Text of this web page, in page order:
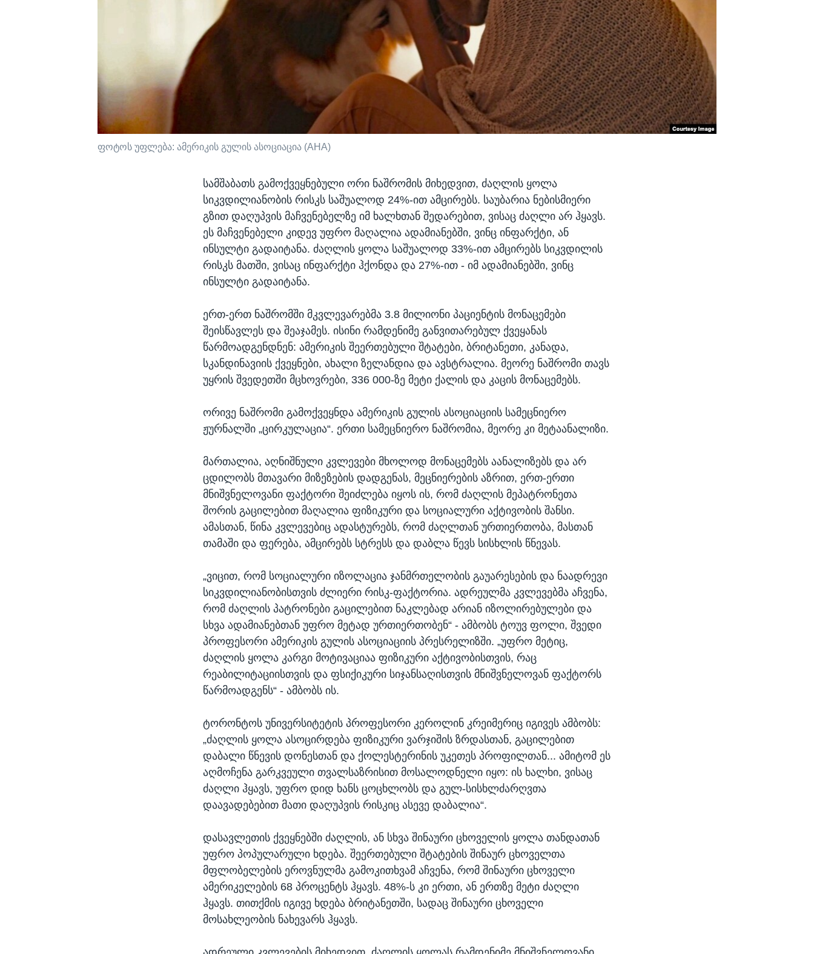
ფოტოს უფლება: ამერიკის გულის ასოციაცია (AHA)
სამშაბათს გამოქვეყნებული ორი ნაშრომის მიხედვით, ძაღლის ყოლა
სიკვდილიანობის რისკს საშუალოდ 24%-ით ამცირებს. საუბარია ნებისმიერი
გზით დაღუპვის მაჩვენებელზე იმ ხალხთან შედარებით, ვისაც ძაღლი არ ჰყავს.
ეს მაჩვენებელი კიდევ უფრო მაღალია ადამიანებში, ვინც ინფარქტი, ან
ინსულტი გადაიტანა. ძაღლის ყოლა საშუალოდ 33%-ით ამცირებს სიკვდილის
რისკს მათში, ვისაც ინფარქტი ჰქონდა და 27%-ით - იმ ადამიანებში, ვინც
ინსულტი გადაიტანა.
ერთ-ერთ ნაშრომში მკვლევარებმა 3.8 მილიონი პაციენტის მონაცემები
შეისწავლეს და შეაჯამეს. ისინი რამდენიმე განვითარებულ ქვეყანას
წარმოადგენდნენ: ამერიკის შეერთებული შტატები, ბრიტანეთი, კანადა,
სკანდინავიის ქვეყნები, ახალი ზელანდია და ავსტრალია. მეორე ნაშრომი თავს
უყრის შვედეთში მცხოვრები, 336 000-ზე მეტი ქალის და კაცის მონაცემებს.
ორივე ნაშრომი გამოქვეყნდა ამერიკის გულის ასოციაციის სამეცნიერო
ჟურნალში „ცირკულაცია“. ერთი სამეცნიერო ნაშრომია, მეორე კი მეტაანალიზი.
მართალია, აღნიშნული კვლევები მხოლოდ მონაცემებს აანალიზებს და არ
ცდილობს მთავარი მიზეზების დადგენას, მეცნიერების აზრით, ერთ-ერთი
მნიშვნელოვანი ფაქტორი შეიძლება იყოს ის, რომ ძაღლის მეპატრონეთა
შორის გაცილებით მაღალია ფიზიკური და სოციალური აქტივობის შანსი.
ამასთან, წინა კვლევებიც ადასტურებს, რომ ძაღლთან ურთიერთობა, მასთან
თამაში და ფერება, ამცირებს სტრესს და დაბლა წევს სისხლის წნევას.
„ვიცით, რომ სოციალური იზოლაცია ჯანმრთელობის გაუარესების და ნაადრევი
სიკვდილიანობისთვის ძლიერი რისკ-ფაქტორია. ადრეულმა კვლევებმა აჩვენა,
რომ ძაღლის პატრონები გაცილებით ნაკლებად არიან იზოლირებულები და
სხვა ადამიანებთან უფრო მეტად ურთიერთობენ“ - ამბობს ტოუვ ფოლი, შვედი
პროფესორი ამერიკის გულის ასოციაციის პრესრელიზში. „უფრო მეტიც,
ძაღლის ყოლა კარგი მოტივაციაა ფიზიკური აქტივობისთვის, რაც
რეაბილიტაციისთვის და ფსიქიკური სიჯანსაღისთვის მნიშვნელოვან ფაქტორს
წარმოადგენს“ - ამბობს ის.
ტორონტოს უნივერსიტეტის პროფესორი კეროლინ კრეიმერიც იგივეს ამბობს:
„ძაღლის ყოლა ასოცირდება ფიზიკური ვარჯიშის ზრდასთან, გაცილებით
დაბალი წნევის დონესთან და ქოლესტერინის უკეთეს პროფილთან... ამიტომ ეს
აღმოჩენა გარკვეული თვალსაზრისით მოსალოდნელი იყო: ის ხალხი, ვისაც
ძაღლი ჰყავს, უფრო დიდ ხანს ცოცხლობს და გულ-სისხლძარღვთა
დაავადებებით მათი დაღუპვის რისკიც ასევე დაბალია“.
დასავლეთის ქვეყნებში ძაღლის, ან სხვა შინაური ცხოველის ყოლა თანდათან
უფრო პოპულარული ხდება. შეერთებული შტატების შინაურ ცხოველთა
მფლობელების ეროვნულმა გამოკითხვამ აჩვენა, რომ შინაური ცხოველი
ამერიკელების 68 პროცენტს ჰყავს. 48%-ს კი ერთი, ან ერთზე მეტი ძაღლი
ჰყავს. თითქმის იგივე ხდება ბრიტანეთში, სადაც შინაური ცხოველი
მოსახლეობის ნახევარს ჰყავს.